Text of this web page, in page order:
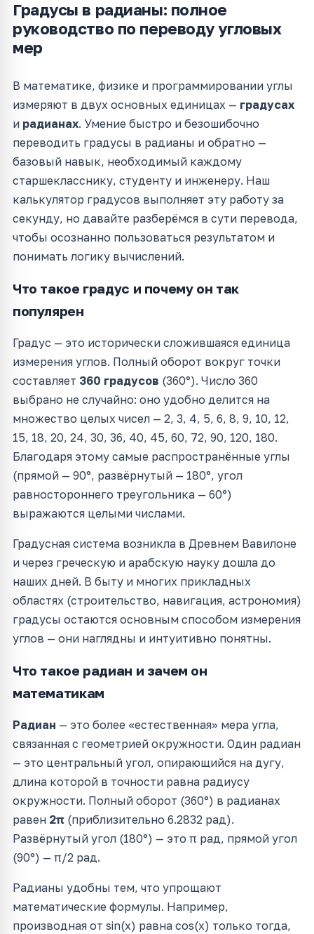
Градусы в радианы: полное
руководство по переводу угловых
мер
В математике, физике и программировании углы
измеряют в двух основных единицах — градусах
и радианах. Умение быстро и безошибочно
переводить градусы в радианы и обратно —
базовый навык, необходимый каждому
старшекласснику, студенту и инженеру. Наш
калькулятор градусов выполняет эту работу за
секунду, но давайте разберёмся в сути перевода,
чтобы осознанно пользоваться результатом и
понимать логику вычислений.
Что такое градус и почему он так
популярен
Градус — это исторически сложившаяся единица
измерения углов. Полный оборот вокруг точки
составляет 360 градусов (360°). Число 360
выбрано не случайно: оно удобно делится на
множество целых чисел — 2, 3, 4, 5, 6, 8, 9, 10, 12,
15, 18, 20, 24, 30, 36, 40, 45, 60, 72, 90, 120, 180.
Благодаря этому самые распространённые углы
(прямой — 90°, развёрнутый — 180°, угол
равностороннего треугольника — 60°)
выражаются целыми числами.
Градусная система возникла в Древнем Вавилоне
и через греческую и арабскую науку дошла до
наших дней. В быту и многих прикладных
областях (строительство, навигация, астрономия)
градусы остаются основным способом измерения
углов — они наглядны и интуитивно понятны.
Что такое радиан и зачем он
математикам
Радиан — это более «естественная» мера угла,
связанная с геометрией окружности. Один радиан
— это центральный угол, опирающийся на дугу,
длина которой в точности равна радиусу
окружности. Полный оборот (360°) в радианах
равен 2π (приблизительно 6.2832 рад).
Развёрнутый угол (180°) — это π рад, прямой угол
(90°) — π/2 рад.
Радианы удобны тем, что упрощают
математические формулы. Например,
производная от sin(x) равна cos(x) только тогда,